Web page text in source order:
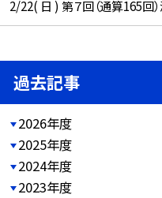
2/22( 日 ) 第７回（通算165回
過去記事
2026年度
2025年度
2024年度
2023年度